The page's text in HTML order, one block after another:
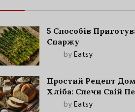
5 Способів
Спаржу
byEatsy
Простий Рецепт
Хліба: Спечи Свій
Запашний Хліб!
byEatsy